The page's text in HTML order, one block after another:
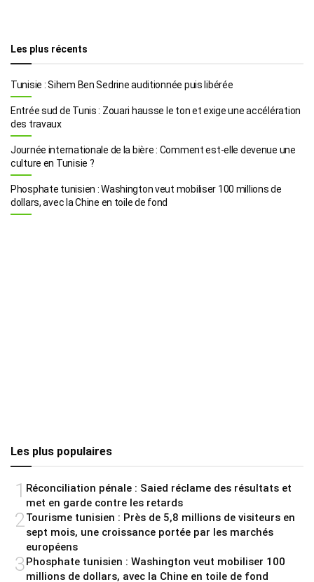
Les plus récents
Tunisie : Sihem Ben Sedrine auditionnée puis libérée
Entrée sud de Tunis : Zouari hausse le ton et exige une accélération
des travaux
Journée internationale de la bière : Comment est-elle devenue une
culture en Tunisie ?
Phosphate tunisien : Washington veut mobiliser 100 millions de
dollars, avec la Chine en toile de fond
Les plus populaires
1 Réconciliation pénale : Saied réclame des résultats et
met en garde contre les retards
2Tourisme tunisien : Près de 5,8 millions de visiteurs en
sept mois, une croissance portée par les marchés
européens
3Phosphate tunisien : Washington veut mobiliser 100
millions de dollars, avec la Chine en toile de fond